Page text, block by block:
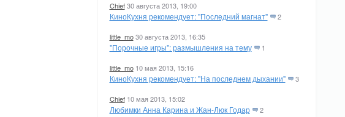
Chief 30 августа 2013, 19:00
КиноКухня рекомендует: "Последний магнат" 2
little_mo 30 августа 2013, 16:35
"Порочные игры": размышления на тему 1
little_mo 10 мая 2013, 15:16
КиноКухня рекомендует: "На последнем дыхании" 3
Chief 10 мая 2013, 15:02
Любимки Анна Карина и Жан-Люк Годар 2